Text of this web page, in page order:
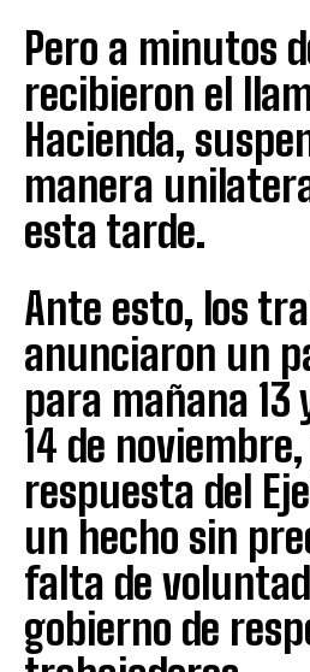
Pero a minutos
recibieron el
Hacienda,
manera
esta tarde.
Ante esto, los
anunciaron un
para mañana 13
14 de
respuesta del
un hecho sin
falta de voluntad
gobierno de